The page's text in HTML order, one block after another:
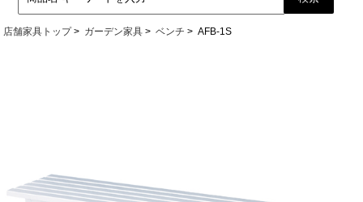
店舗家具トップ ガーデン家具 ベンチ AFB-1S